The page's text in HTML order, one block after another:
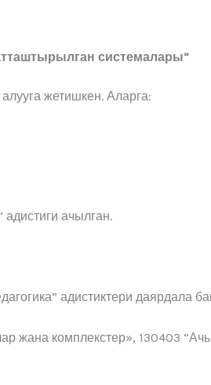
системалары”
жетишкен. Аларга:
ачылган.
адистиктери даярдала
комплекстер», 130403